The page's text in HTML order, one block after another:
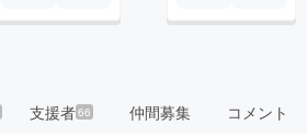
支援者66 仲間募集 コメント